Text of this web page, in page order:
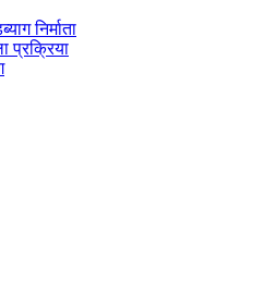
निर्माता
प्रक्रिया